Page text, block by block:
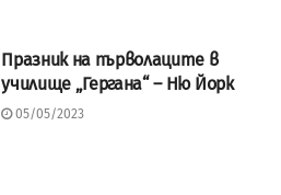
Празник на първолаците в
училище „Гергана“ – Ню Йорк
05/05/2023